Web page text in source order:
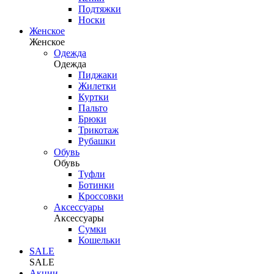
Подтяжки
Носки
Женское
Женское
Одежда
Одежда
Пиджаки
Жилетки
Куртки
Пальто
Брюки
Трикотаж
Рубашки
Обувь
Обувь
Туфли
Ботинки
Кроссовки
Аксессуары
Аксессуары
Сумки
Кошельки
SALE
SALE